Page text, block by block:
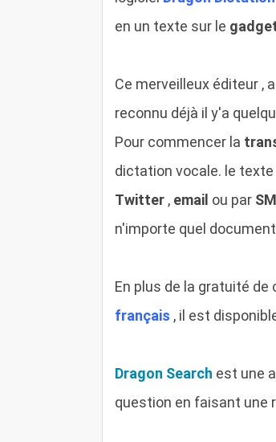
en un texte sur le
Ce merveilleux éditeur ,
reconnu déjà il y'a
Pour commencer la
dictation vocale. le
Twitter , email ou par
n'importe quel
En plus de la gratuité
français , il est
Dragon Search est une
question en faisant une